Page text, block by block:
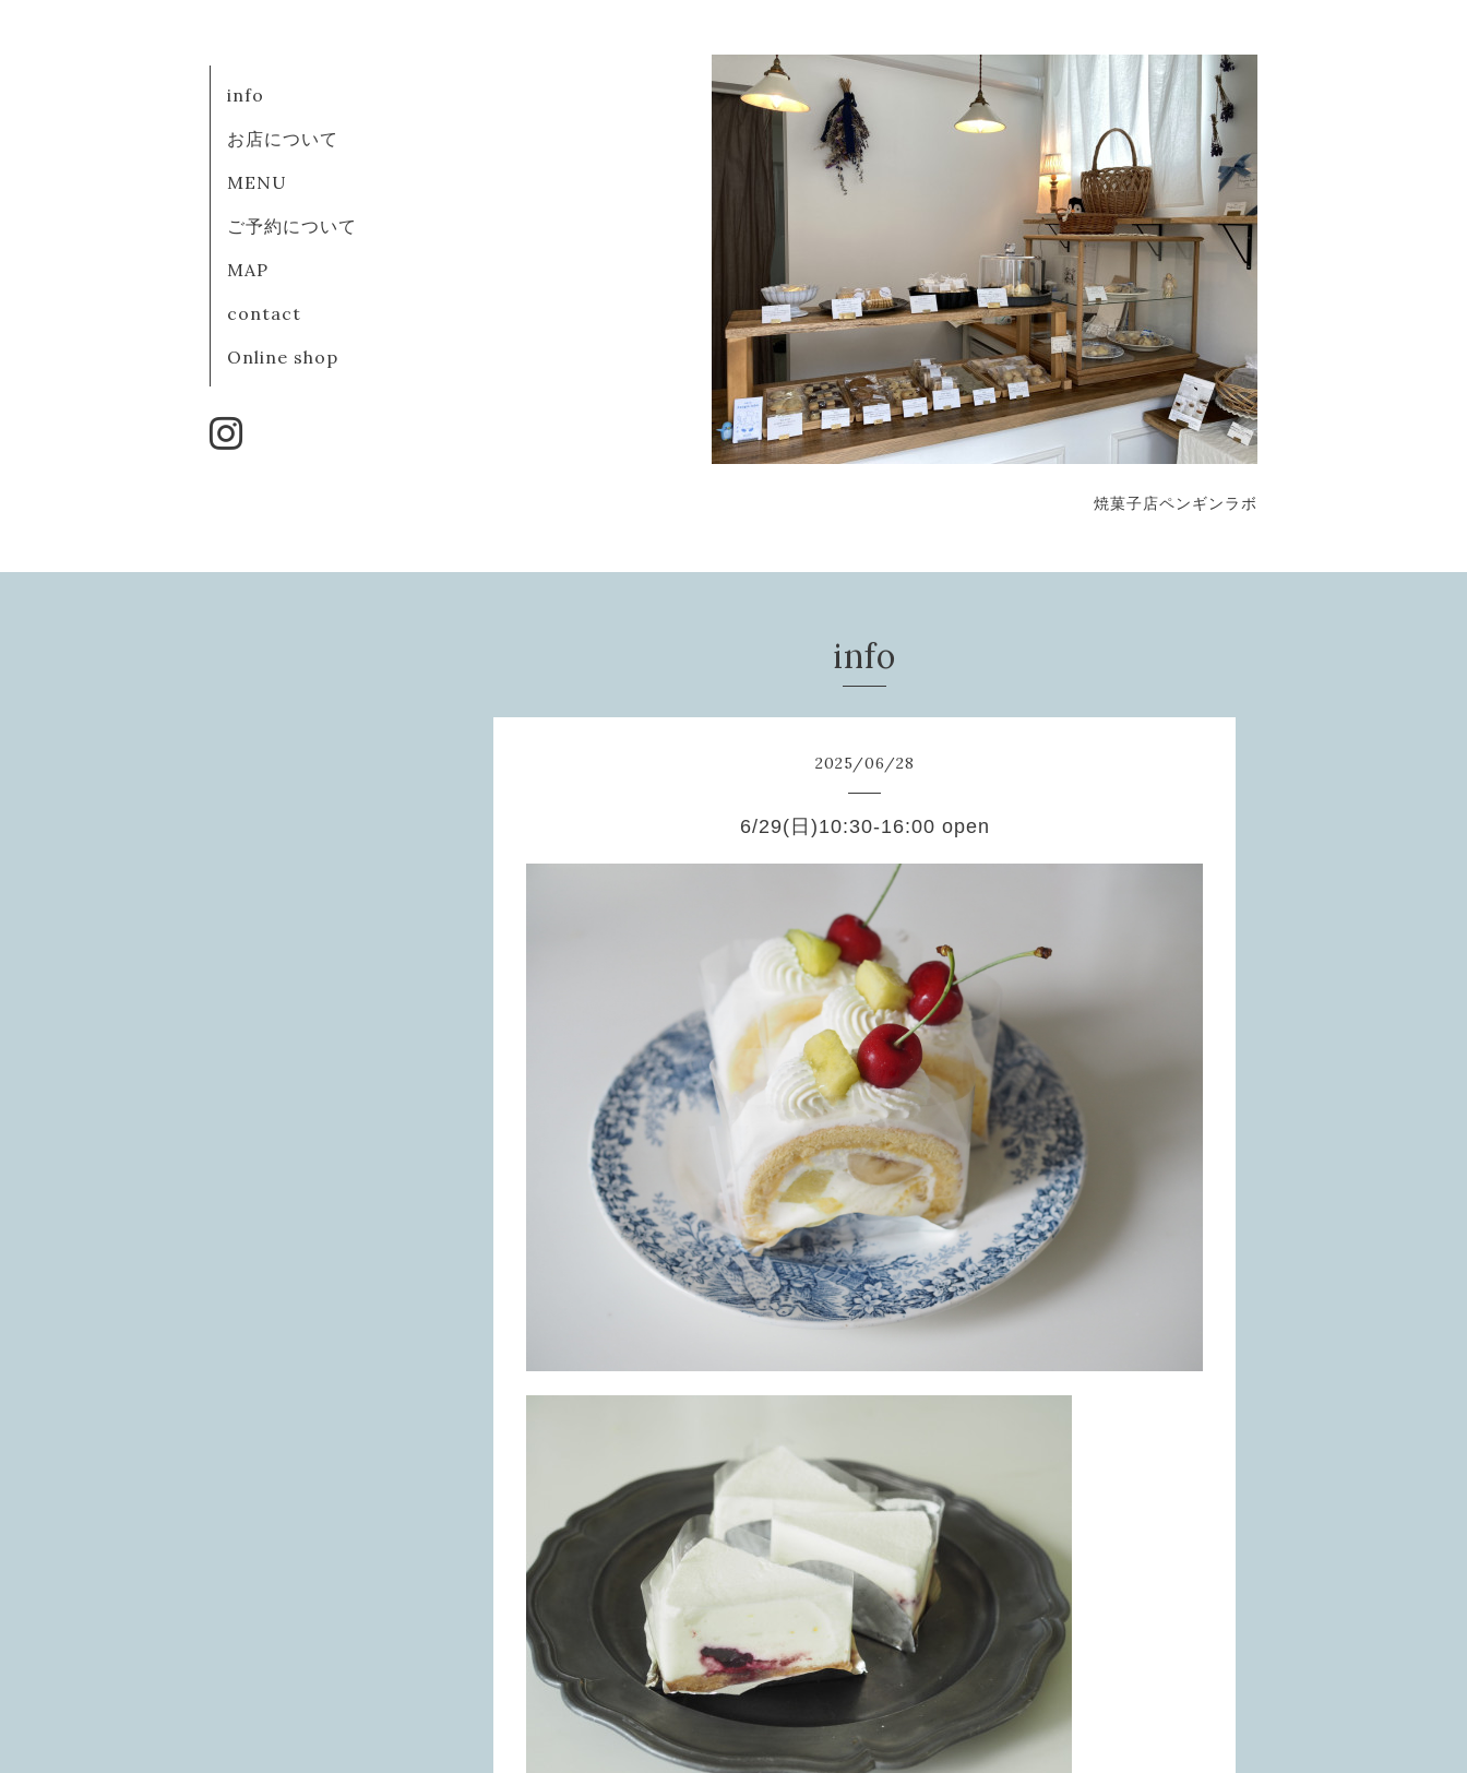
焼菓子店ペンギンラボ
info
お店について
MENU
ご予約について
MAP
contact
Online shop
info
2025/06/28
6/29(日)10:30-16:00 open